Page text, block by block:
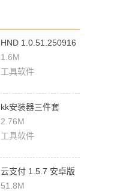
HND 1.0.51.250916
最新版
1.6M
工具软件
kk安装器三件套
2.5.0514 安卓版
2.76M
工具软件
云支付 1.5.7 安卓版
51.8M